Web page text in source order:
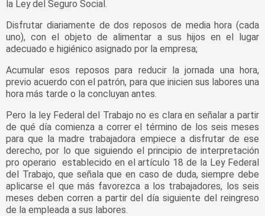
la Ley del Seguro Social.
Disfrutar diariamente de dos reposos de media hora (cada
uno), con el objeto de alimentar a sus hijos en el lugar
adecuado e higiénico asignado por la empresa;
Acumular esos reposos para reducir la jornada una hora,
previo acuerdo con el patrón, para que inicien sus labores una
hora más tarde o la concluyan antes.
Pero la ley Federal del Trabajo no es clara en señalar a partir
de qué día comienza a correr el término de los seis meses
para que la madre trabajadora empiece a disfrutar de ese
derecho, por lo que siguiendo el principio de interpretación
pro operario establecido en el artículo 18 de la Ley Federal
del Trabajo, que señala que en caso de duda, siempre debe
aplicarse el que más favorezca a los trabajadores, los seis
meses deben corren a partir del día siguiente del reingreso
de la empleada a sus labores.